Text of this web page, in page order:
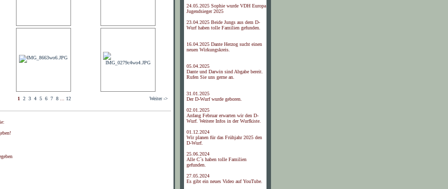
1 2 3 4 5 6 7 8... 12 Weiter ->
24.05.2025 Sophie wurde VDH Europa
Jugendsieger 2025
23.04.2025 Beide Jungs aus dem D-
Wurf haben tolle Familien gefunden.
16.04.2025 Dante Herzog sucht einen
neuen Wirkungskreis.
05.04.2025
Dante und Darwin sind Abgabe bereit.
Rufen Sie uns gerne an.
31.01.2025
Der D-Wurf wurde geboren.
02.01.2025
Anfang Februar erwarten wir den D-
Wurf. Weitere Infos in der Wurfkiste.
01.12.2024
Wir planen für das Frühjahr 2025 den
D-Wurf.
25.06.2024
Alle C`s haben tolle Familien
gefunden.
27.05.2024
Es gibt ein neues Video auf YouTube.